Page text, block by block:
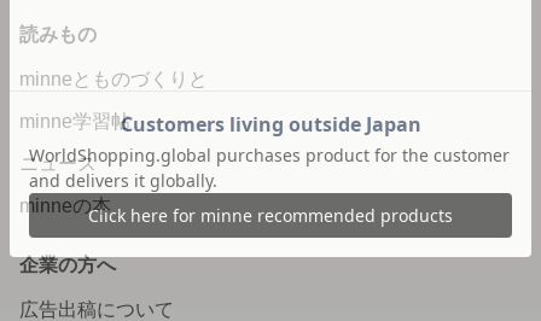
読みもの
minneとものづくりと
minne学習帖
ニュース
minneの本
企業の方へ
広告出稿について